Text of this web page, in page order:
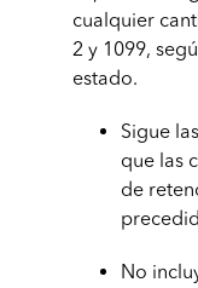
cualquier
2 y 1099,
estado.
Sigue
que las
de
No